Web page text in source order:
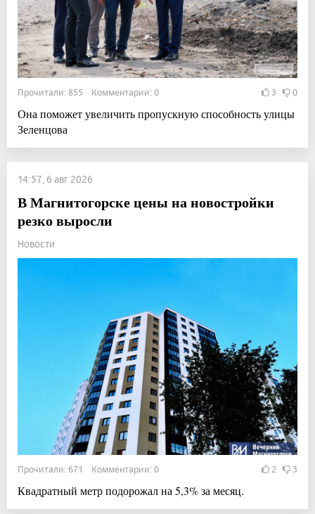
Прочитали: 855 Комментарии: 0 3 0
Она поможет увеличить пропускную способность улицы
Зеленцова
14:57, 6 авг 2026
В Магнитогорске цены на новостройки
резко выросли
Новости
Прочитали: 671 Комментарии: 0 2 3
Квадратный метр подорожал на 5,3% за месяц.